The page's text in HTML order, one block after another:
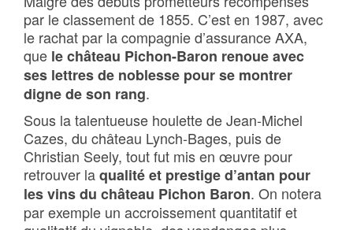
par le classement de 1855. C’est en 1987, avec
le rachat par la compagnie d’assurance AXA,
que le château Pichon-Baron renoue avec
ses lettres de noblesse pour se montrer
digne de son rang.
Sous la talentueuse houlette de Jean-Michel
Cazes, du château Lynch-Bages, puis de
Christian Seely, tout fut mis en œuvre pour
retrouver laqualité et prestige d’antan pour
les vins du château Pichon Baron. On notera
par exemple un accroissement quantitatif et